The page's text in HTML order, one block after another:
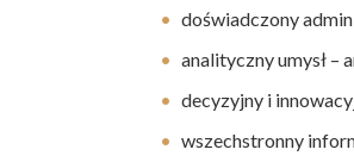
doświadczony
analityczny umysł –
decyzyjny i
wszechstronny